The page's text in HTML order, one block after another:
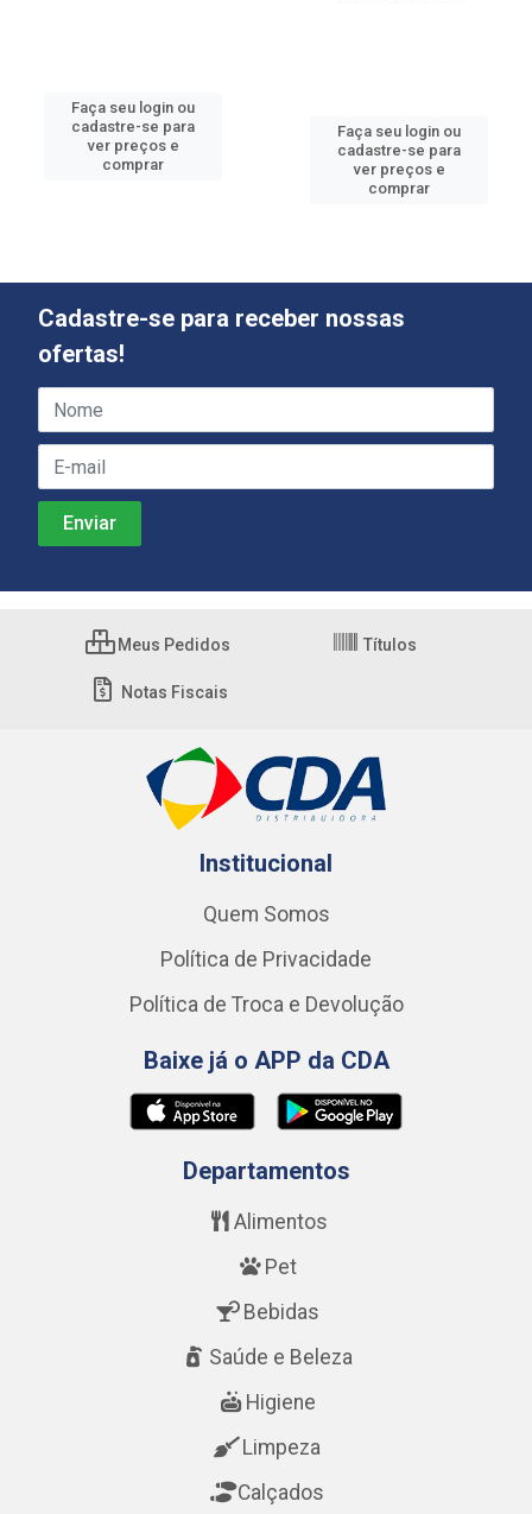
Faça seu login ou
cadastre-se para
ver preços e
comprar
Faça seu login ou
cadastre-se para
ver preços e
comprar
Cadastre-se para receber nossas
ofertas!
Meus Pedidos Títulos
Notas Fiscais
Institucional
Quem Somos
Política de Privacidade
Política de Troca e Devolução
Baixe já o APP da CDA
Departamentos
Alimentos
Pet
Bebidas
Saúde e Beleza
Higiene
Limpeza
Calçados